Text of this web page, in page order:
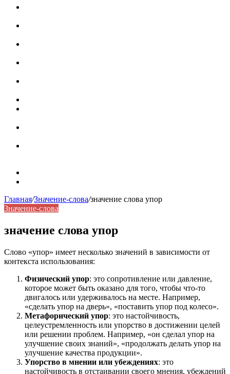
Главная/Значение-слова/значение слова упор
Значение-слова
значение слова упор
Слово «упор» имеет несколько значений в зависимости от
контекста использования:
Физический упор: это сопротивление или давление,
которое может быть оказано для того, чтобы что-то
двигалось или удерживалось на месте. Например,
«сделать упор на дверь», «поставить упор под колесо».
Метафорический упор: это настойчивость,
целеустремленность или упорство в достижении целей
или решении проблем. Например, «он сделал упор на
улучшение своих знаний», «продолжать делать упор на
улучшение качества продукции».
Упорство в мнении или убеждениях: это
настойчивость в отстаивании своего мнения, убеждений